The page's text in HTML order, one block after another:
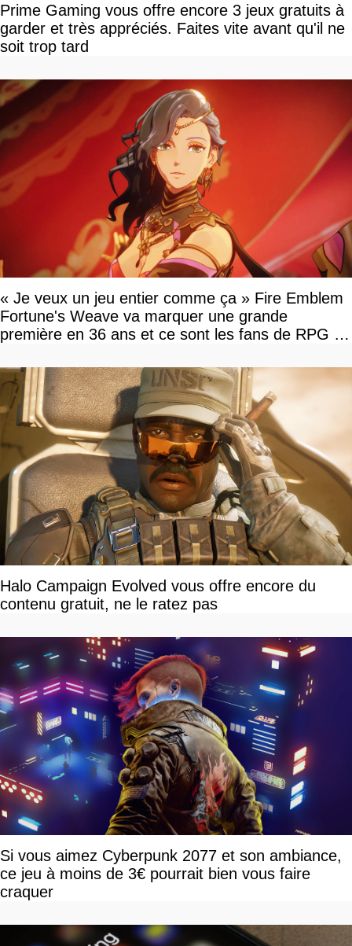
Prime Gaming vous offre encore 3 jeux gratuits à
garder et très appréciés. Faites vite avant qu'il ne
soit trop tard
« Je veux un jeu entier comme ça » Fire Emblem
Fortune's Weave va marquer une grande
première en 36 ans et ce sont les fans de RPG en
Halo Campaign Evolved vous offre encore du
contenu gratuit, ne le ratez pas
Si vous aimez Cyberpunk 2077 et son ambiance,
ce jeu à moins de 3€ pourrait bien vous faire
craquer